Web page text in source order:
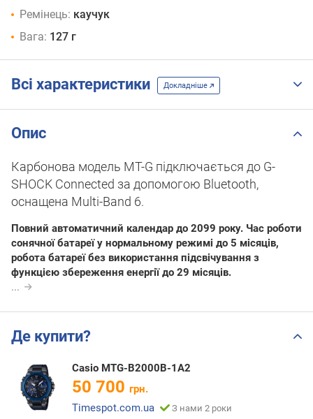
Ремінець: каучук
Вага: 127 г
Всі характеристики Докладніше
Опис
Карбонова модель MT-G підключається до G-
SHOCK Connected за допомогою Bluetooth,
оснащена Multi-Band 6.
Повний автоматичний календар до 2099 року. Час роботи
сонячної батареї у нормальному режимі до 5 місяців,
робота батареї без використання підсвічування з
функцією збереження енергії до 29 місяців.
...
Де купити?
Casio MTG-B2000B-1A2
50 700 грн.
Timespot.com.ua
З нами 2 роки